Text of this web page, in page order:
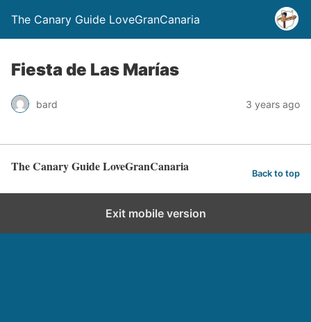
The Canary Guide LoveGranCanaria
Fiesta de Las Marías
bard 3 years ago
The Canary Guide LoveGranCanaria Back to top
Exit mobile version